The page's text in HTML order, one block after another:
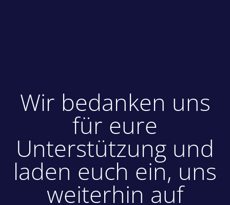
Wir bedanken uns
für eure
Unterstützung und
laden euch ein, uns
weiterhin auf